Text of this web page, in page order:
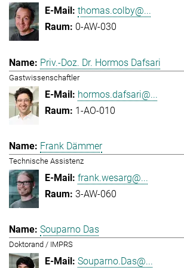
thomas.colby@...
0-AW-030
Priv.-Doz. Dr. Hormos Dafsari
Gastwissenschaftler
hormos.dafsari@...
1-AO-010
Frank Dämmer
Technische Assistenz
frank.wesarg@...
3-AW-060
Souparno Das
Doktorand / IMPRS
Souparno.Das@...